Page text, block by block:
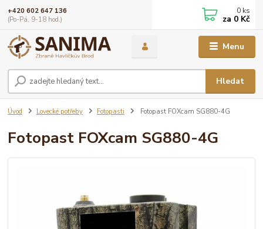
Menu
Hledat
+420 602 647 136
(Po-Pá, 9-18 hod.)
0 ks
za 0 Kč
Úvod Lovecké potřeby Fotopasti Fotopast FOXcam SG880-4G
Fotopast FOXcam SG880-4G